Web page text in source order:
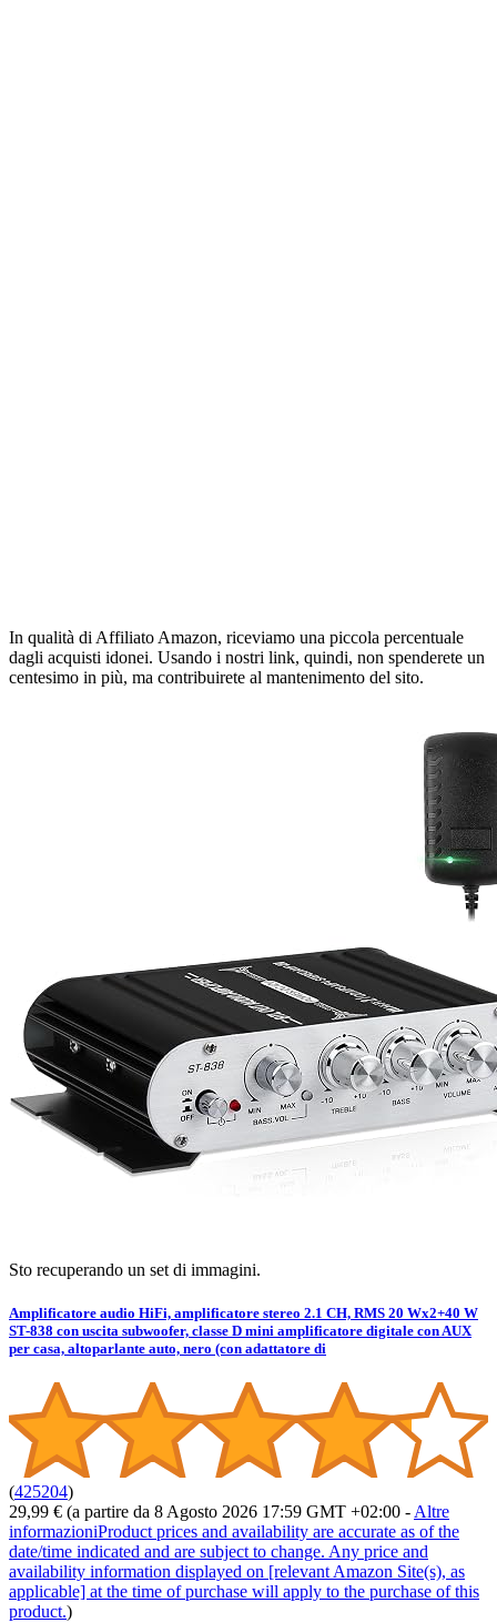
In qualità di Affiliato Amazon, riceviamo una piccola percentuale
dagli acquisti idonei. Usando i nostri link, quindi, non spenderete un
centesimo in più, ma contribuirete al mantenimento del sito.
Sto recuperando un set di immagini.
Amplificatore audio HiFi, amplificatore stereo 2.1 CH, RMS 20 Wx2+40 W
ST-838 con uscita subwoofer, classe D mini amplificatore digitale con AUX
per casa, altoparlante auto, nero (con adattatore di
(425204)
29,99 € (a partire da 8 Agosto 2026 17:59 GMT +02:00 - Altre
informazioniProduct prices and availability are accurate as of the
date/time indicated and are subject to change. Any price and
availability information displayed on [relevant Amazon Site(s), as
applicable] at the time of purchase will apply to the purchase of this
product.)